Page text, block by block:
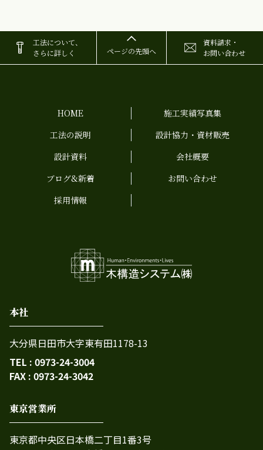
工法について、
さらに詳しく
ページの先頭へ
資料請求・
お問い合わせ
HOME
施工実績写真集
工法の説明
設計協力・資材販売
設計資料
会社概要
ブログ&新着
お問い合わせ
採用情報
本社
大分県日田市大字東有田1178-13
TEL : 0973-24-3004
FAX : 0973-24-3042
東京営業所
東京都中央区日本橋二丁目1番3号